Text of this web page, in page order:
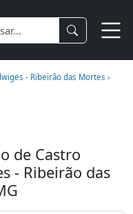
- Ribeirão das Mortes ›
de Castro
- Ribeirão das